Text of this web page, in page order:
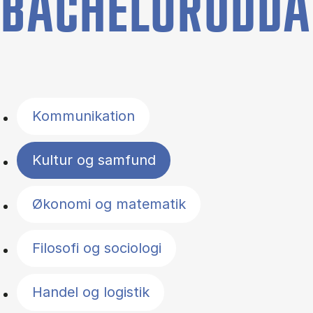
Kommunikation
Kultur og samfund
Økonomi og matematik
Filosofi og sociologi
Handel og logistik